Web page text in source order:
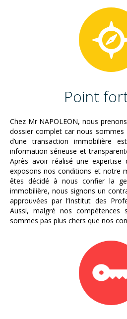
Point
Chez Mr NAPOLEON, nous
dossier complet car nous sommes
d’une transaction immobilière
information sérieuse et
Après avoir réalisé une
exposons nos conditions et notre
êtes décidé à nous confier la
immobilière, nous signons un
approuvées par l’Institut des
Aussi, malgré nos compétences
sommes pas plus chers que nos